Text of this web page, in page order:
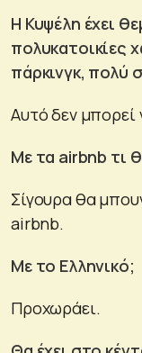
Η Κυψέλη έχει
πολυκατοικίες
πάρκινγκ, πολύ
Αυτό δεν μπορεί
Με τα airbnb τι
Σίγουρα θα
airbnb.
Με το Ελληνικό;
Προχωράει.